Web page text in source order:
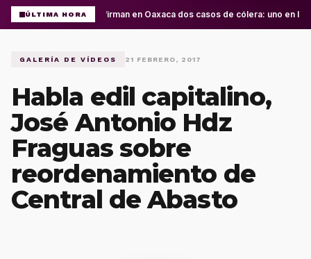
ÚLTIMA HORA Confirman en Oaxaca dos casos de cólera: uno en
GALERÍA DE VÍDEOS 21 FEBRERO, 2017
Habla edil capitalino,
José Antonio Hdz
Fraguas sobre
reordenamiento de
Central de Abasto